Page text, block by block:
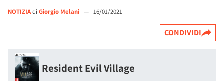
NOTIZIAdi Giorgio Melani — 16/01/2021
CONDIVIDI
Resident Evil Village